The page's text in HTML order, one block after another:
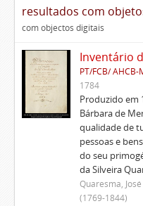
resultados com
com objectos digitais
PT/FCB/ AHCB-
1784
Produzido em
Bárbara de
qualidade de
pessoas e
do seu
da Silveira
Quaresma,
(1769-1844)